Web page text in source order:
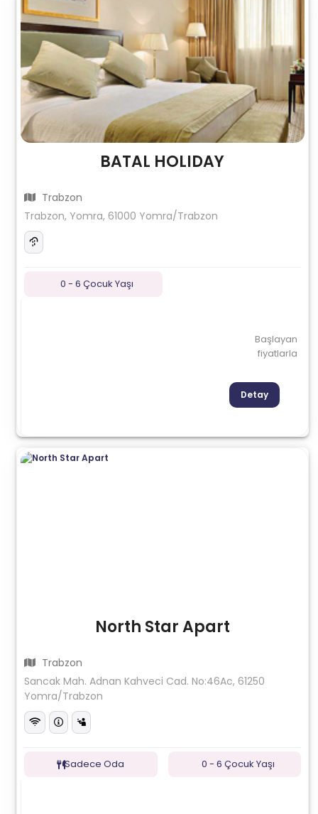
BATAL HOLIDAY
Trabzon
Trabzon, Yomra, 61000 Yomra/Trabzon
0 - 6 Çocuk Yaşı
Başlayan
fiyatlarla
Detay
North Star Apart
Trabzon
Sancak Mah. Adnan Kahveci Cad. No:46Ac, 61250
Yomra/Trabzon
Sadece Oda 0 - 6 Çocuk Yaşı